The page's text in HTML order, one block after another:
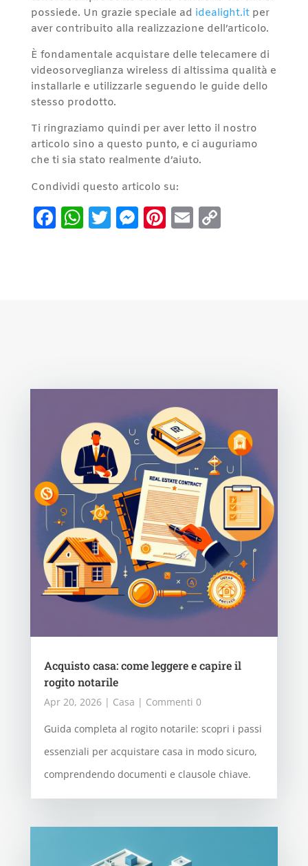
possiede. Un grazie speciale ad idealight.itper
aver contribuito alla realizzazione dell’articolo.
È fondamentale acquistare delle telecamere di
videosorveglianza wireless di altissima qualità e
installarle e utilizzarle seguendo le guide dello
stesso prodotto.
Ti ringraziamo quindi per aver letto il nostro
articolo sino a questo punto, e ci auguriamo
che ti sia stato realmente d’aiuto.
Condividi questo articolo su:
Facebook
WhatsApp
Twitter
Messenger
Pinterest
EmailCopy
Acquisto casa: come leggere e capire il
rogito notarile
Apr 20, 2026| Casa | Commenti 0
Guida completa al rogito notarile: scopri i passi
essenziali per acquistare casa in modo sicuro,
comprendendo documenti e clausole chiave.